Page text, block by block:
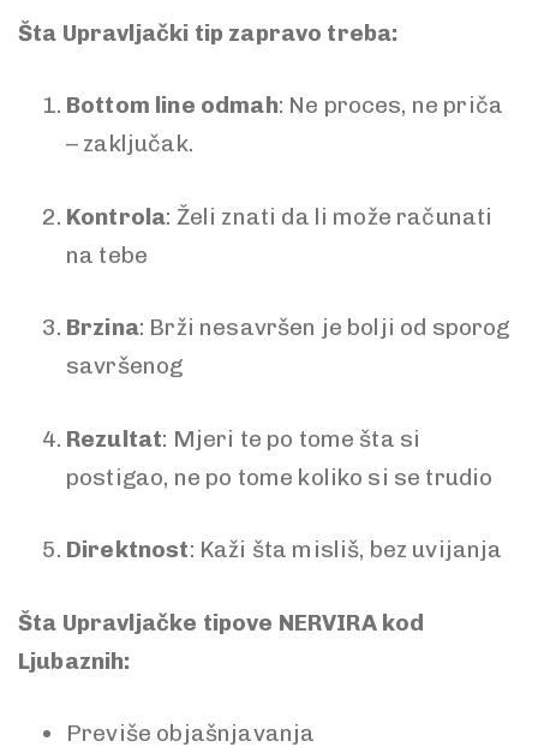
Šta Upravljački tip zapravo treba:
Bottom line odmah: Ne proces, ne priča
– zaključak.
Kontrola: Želi znati da li može računati
na tebe
Brzina: Brži nesavršen je bolji od sporog
savršenog
Rezultat: Mjeri te po tome šta si
postigao, ne po tome koliko si se trudio
Direktnost: Kaži šta misliš, bez uvijanja
Šta Upravljačke tipove NERVIRA kod
Ljubaznih:
Previše objašnjavanja